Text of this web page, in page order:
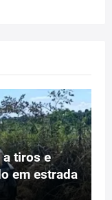
a tiros e
em estrada